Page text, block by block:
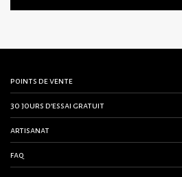
points de vente
30 jours d’essai gratuit
artisanat
faq